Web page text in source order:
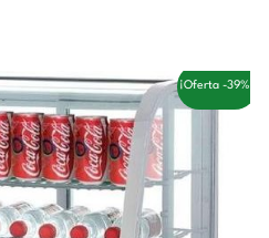
¡Oferta -39%!